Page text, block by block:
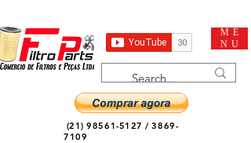
ME
NU
(21) 98561-5127 /3869-
7109